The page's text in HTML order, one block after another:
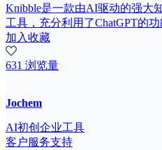
Knibble是一款由AI驱动的强大
工具，充分利用了ChatGPT的
加入收藏
631 浏览量
Jochem
AI初创企业工具
客户服务支持